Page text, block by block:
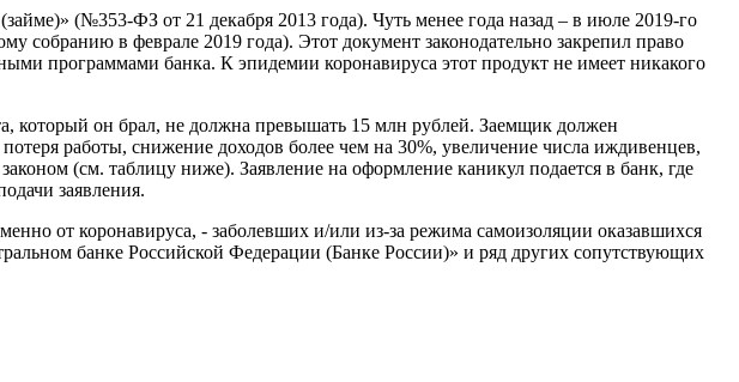
(№353-ФЗ от 21 декабря 2013 года). Чуть менее года назад – в июле 2019-го
собранию в феврале 2019 года). Этот документ законодательно закрепил право
программами банка. К эпидемии коронавируса этот продукт не имеет никакого
который он брал, не должна превышать 15 млн рублей. Заемщик должен
работы, снижение доходов более чем на 30%, увеличение числа иждивенцев,
(см. таблицу ниже). Заявление на оформление каникул подается в банк, где
заявления.
от коронавируса, - заболевших и/или из-за режима самоизоляции оказавшихся
банке Российской Федерации (Банке России)» и ряд других сопутствующих